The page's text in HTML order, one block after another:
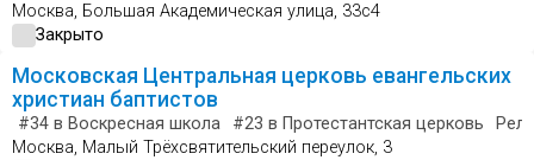
Москва, Большая Академическая улица, 33с4
Закрыто
Московская Центральная церковь евангельских
христиан баптистов
#34 в Воскресная школа #23 в Протестантская церковь
Москва, Малый Трёхсвятительский переулок, 3